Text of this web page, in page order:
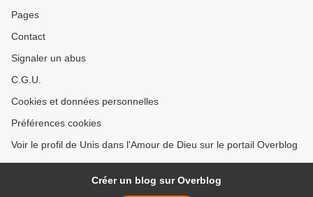
Pages
Contact
Signaler un abus
C.G.U.
Cookies et données personnelles
Préférences cookies
Voir le profil de Unis dans l'Amour de Dieu sur le portail Overblog
Créer un blog sur Overblog